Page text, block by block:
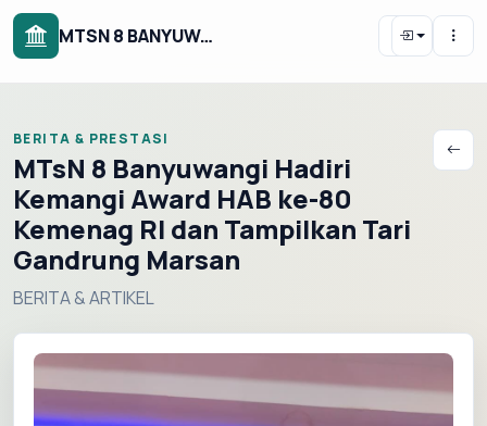
MTSN 8 BANYUWANGI
BERITA & PRESTASI
MTsN 8 Banyuwangi Hadiri
Kemangi Award HAB ke-80
Kemenag RI dan Tampilkan Tari
Gandrung Marsan
BERITA & ARTIKEL